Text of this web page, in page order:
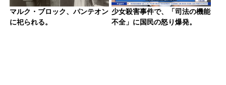
マルク・ブロック、パンテオン
に祀られる。
少女殺害事件で、「司法の機能
不全」に国民の怒り爆発。